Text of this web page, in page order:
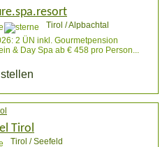
Tirol / Alpbachtal
2 ÜN inkl. Gourmetpension
& Day Spa ab € 458 pro Person...
Tirol
Tirol / Seefeld